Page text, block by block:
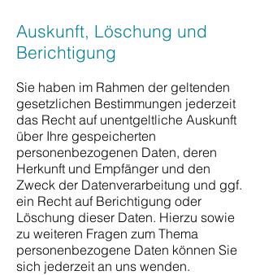
Auskunft, Löschung und
Berichtigung
Sie haben im Rahmen der geltenden
gesetzlichen Bestimmungen jederzeit
das Recht auf unentgeltliche Auskunft
über Ihre gespeicherten
personenbezogenen Daten, deren
Herkunft und Empfänger und den
Zweck der Datenverarbeitung und ggf.
ein Recht auf Berichtigung oder
Löschung dieser Daten. Hierzu sowie
zu weiteren Fragen zum Thema
personenbezogene Daten können Sie
sich jederzeit an uns wenden.